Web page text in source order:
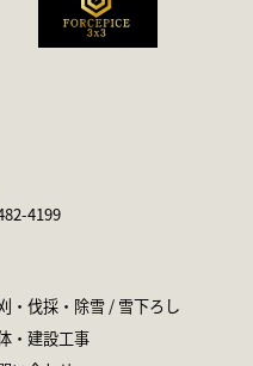
4199
・伐採・除雪 / 雪下ろし
・建設工事